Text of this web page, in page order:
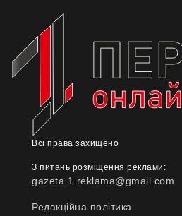
Всі права захищено
З питань розміщення реклами:
gazeta.1.reklama@gmail.com
Редакційна політика